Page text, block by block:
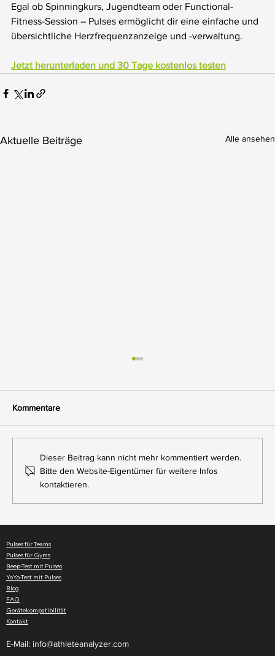
Egal ob Spinningkurs, Jugendteam oder Functional-
Fitness-Session – Pulses ermöglicht dir eine einfache und
übersichtliche Herzfrequenzanzeige und -verwaltung.
Jetzt herunterladen und 30 Tage kostenlos testen
Aktuelle Beiträge Alle ansehen
Wo Training zum Wettkampf wird:
Ihrem Gym
Kommentare
Dieser Beitrag kann nicht mehr kommentiert werden.
Bitte den Website-Eigentümer für weitere Infos
kontaktieren.
Pulses für Teams
Pulses für Gyms
Beep-Test mit Pulses
YoYo-Test mit Pulses
Blog
FAQ
Gerätekompatibilität
Kontakt
E-Mail: info@athleteanalyzer.com